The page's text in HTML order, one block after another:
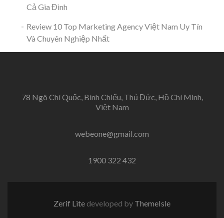
Cả Gia Đình
Review 10 Top Marketing Agency Việt Nam Uy Tín
Và Chuyên Nghiệp Nhất
78 Ngô Chí Quốc, Bình Chiểu, Thủ Đức, Hồ Chí Minh,
Việt Nam
webeone@gmail.com
1900 322 432
Zerif Lite developed by ThemeIsle